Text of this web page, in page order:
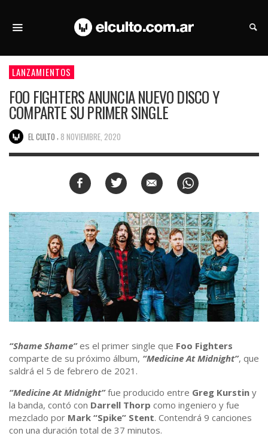
LANZAMIENTOS
FOO FIGHTERS ANUNCIA NUEVO DISCO Y
COMPARTE SU PRIMER SINGLE
EL CULTO 8 NOVIEMBRE, 2020
“Shame Shame”es el primer single que Foo Fighters
comparte de su próximo álbum, “Medicine At Midnight”, que
saldrá el 5 de febrero de 2021.
“Medicine At Midnight”fue producido entre Greg Kurstin y
la banda, contó con Darrell Thorp como ingeniero y fue
mezclado por Mark “Spike” Stent. Contendrá 9 canciones
con una duración total de 37 minutos.